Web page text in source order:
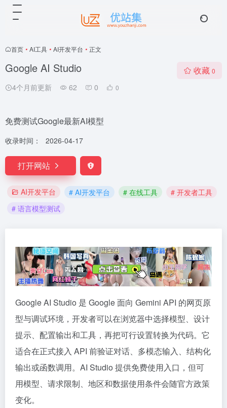
首页 • AI工具 • AI开发平台 • 正文
Google AI Studio
4个月前更新 62 0 0
收藏 0
免费测试Google最新AI模型
收录时间： 2026-04-17
打开网站
AI开发平台 # AI开发平台 # 在线工具
# 开发者工具
# 语言模型测试
Google AI Studio 是 Google 面向 Gemini API 的网页原
型与调试环境，开发者可以在浏览器中选择模型、设计
提示、配置输出和工具，再把可行设置转换为代码。它
适合在正式接入 API 前验证对话、多模态输入、结构化
输出或函数调用。AI Studio 提供免费使用入口，但可
用模型、请求限制、地区和数据使用条件会随官方政策
变化。